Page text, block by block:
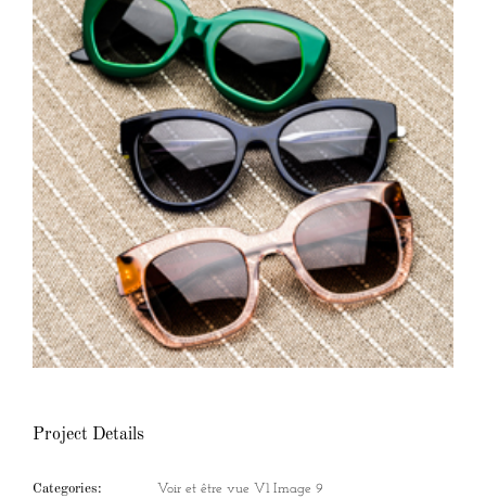
Project Details
Categories: Voir et être vue V1 Image 9